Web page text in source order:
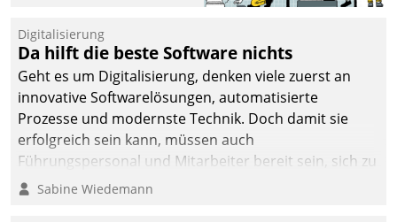
Jahresbeginn eine
Überblick, Einsicht und
Eingriff bietende Lösung.
Zur Entwicklung setzte
man auf
Cloudtechnologie,
bewährte und Startup-
agile Projektmethoden.
Digitalisierung
Da hilft die beste Software nichts
Geht es um Digitalisierung, denken viele zuerst an
innovative Softwarelösungen, automatisierte
Prozesse und modernste Technik. Doch damit sie
erfolgreich sein kann, müssen auch
Führungspersonal und Mitarbeiter bereit sein, sich zu
verändern und anzupassen, sonst werden sie an ihr
Sabine Wiedemann